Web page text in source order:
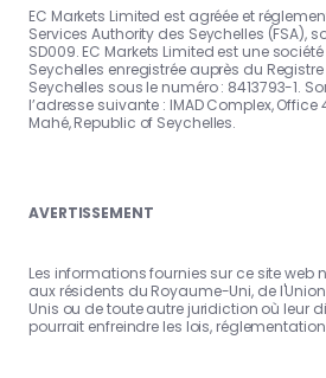
EC Markets Limited est agréée et
Services Authority des Seychelles (FSA),
SD009. EC Markets Limited est une
Seychelles enregistrée auprès du
Seychelles sous le numéro : 8413793-1.
l’adresse suivante : IMAD Complex, Office
Mahé, Republic of Seychelles.
AVERTISSEMENT
Les informations fournies sur ce site web
aux résidents du Royaume-Uni, de
Unis ou de toute autre juridiction où leur
pourrait enfreindre les lois,